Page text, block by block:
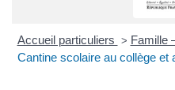
Accueil particuliers > Famille
Cantine scolaire au collège et